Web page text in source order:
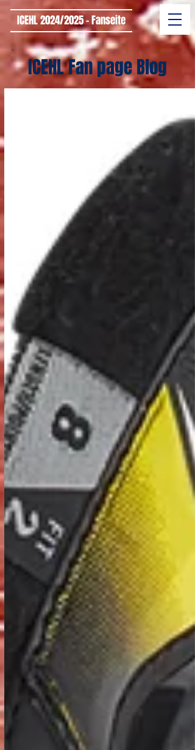
ICEHL 2024/2025 - Fanseite
ICEHL Fan page Blog